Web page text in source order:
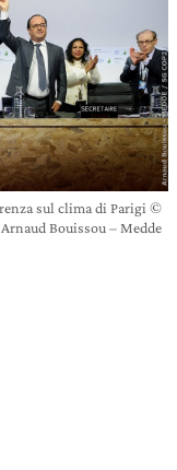
sul clima di Parigi ©
Arnaud Bouissou – Medde